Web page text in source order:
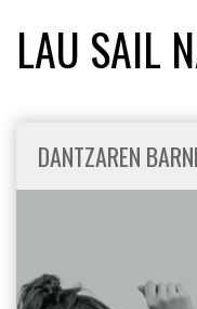
LAU SAIL
DANTZAREN